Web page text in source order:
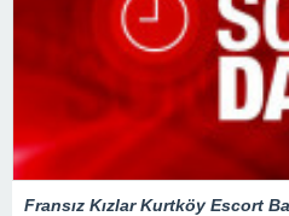
Fransız Kızlar Kurtköy Escort